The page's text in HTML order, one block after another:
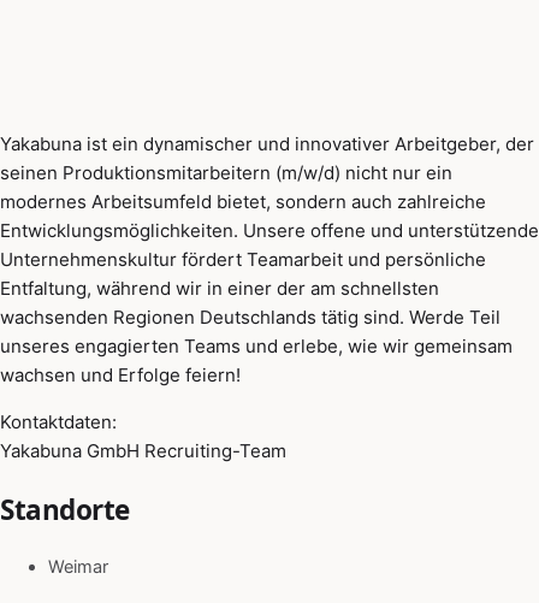
Yakabuna ist ein dynamischer und innovativer Arbeitgeber, der
seinen Produktionsmitarbeitern (m/w/d) nicht nur ein
modernes Arbeitsumfeld bietet, sondern auch zahlreiche
Entwicklungsmöglichkeiten. Unsere offene und unterstützende
Unternehmenskultur fördert Teamarbeit und persönliche
Entfaltung, während wir in einer der am schnellsten
wachsenden Regionen Deutschlands tätig sind. Werde Teil
unseres engagierten Teams und erlebe, wie wir gemeinsam
wachsen und Erfolge feiern!
Kontaktdaten:
Yakabuna GmbH Recruiting-Team
Standorte
Weimar